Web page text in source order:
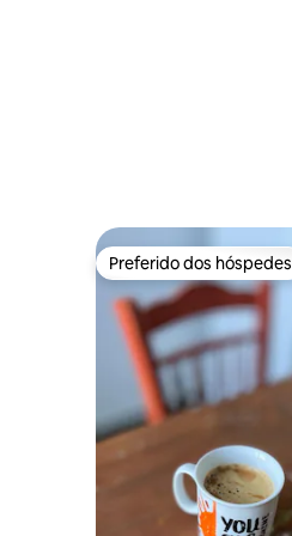
Preferido dos hóspedes
Preferido dos hóspedes